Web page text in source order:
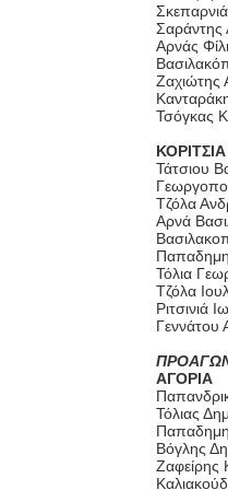
Σαράντης
Αρνάς
Ζαχιώτης
Τσόγκας
ΚΟΡΙΤΣΙΑ
Τάτσιου
Τζόλα
Αρνά
Τόλια
Τζόλα
Ριτσινιά
ΑΓΟΡΙΑ
Τόλιας
Βόγλης